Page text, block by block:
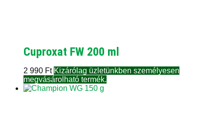
Cuproxat FW 200 ml
2 990 Ft Kizárólag üzletünkben személyesen
megvásárolható termék.